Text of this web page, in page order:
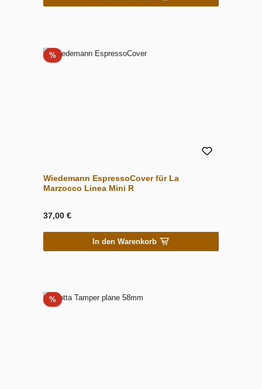
%Rabatt
Wiedemann EspressoCover für La
Marzocco Linea Mini R
37,00 €
In den Warenkorb
%Rabatt